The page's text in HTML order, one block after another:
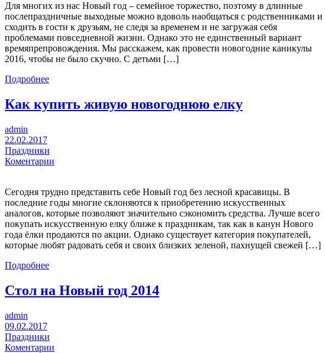
Для многих из нас Новый год – семейное торжество, поэтому в длинные
послепраздничные выходные можно вдоволь наобщаться с родственниками и
сходить в гости к друзьям, не следя за временем и не загружая себя
проблемами повседневной жизни. Однако это не единственный вариант
времяпрепровождения. Мы расскажем, как провести новогодние каникулы
2016, чтобы не было скучно. С детьми […]
Подробнее
Как купить живую новогоднюю елку
admin
22.02.2017
Праздники
Коментарии
Сегодня трудно представить себе Новый год без лесной красавицы. В
последние годы многие склоняются к приобретению искусственных
аналогов, которые позволяют значительно сэкономить средства. Лучше всего
покупать искусственную елку ближе к праздникам, так как в канун Нового
года ёлки продаются по акции. Однако существует категория покупателей,
которые любят радовать себя и своих близких зеленой, пахнущей свежей […]
Подробнее
Стол на Новый год 2014
admin
09.02.2017
Праздники
Коментарии